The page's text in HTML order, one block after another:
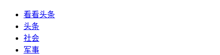
看看头条
头条
社会
军事